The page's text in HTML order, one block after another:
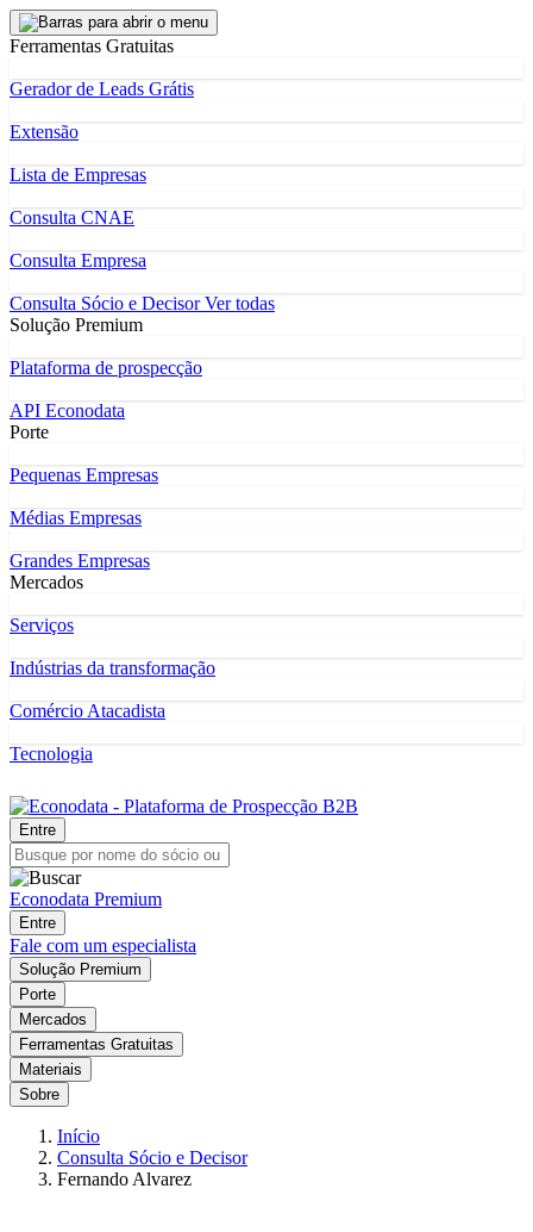
Ferramentas Gratuitas
Gerador de Leads Grátis
Extensão
Lista de Empresas
Consulta CNAE
Consulta Empresa
Consulta Sócio e DecisorVer todas
Solução Premium
Plataforma de prospecção
API Econodata
Porte
Pequenas Empresas
Médias Empresas
Grandes Empresas
Mercados
Serviços
Indústrias da transformação
Comércio Atacadista
Tecnologia
Entre
Econodata Premium
Entre
Fale com um especialista
Solução Premium
Porte
Mercados
Ferramentas Gratuitas
Materiais
Sobre
Início
Consulta Sócio e Decisor
Fernando Alvarez